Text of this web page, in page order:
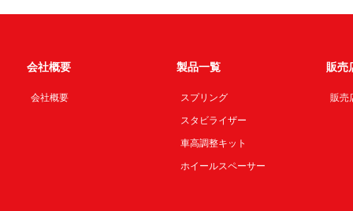
会社概要
会社概要
製品一覧
スプリング
スタビライザー
車高調整キット
ホイールスペーサー
販売
販売